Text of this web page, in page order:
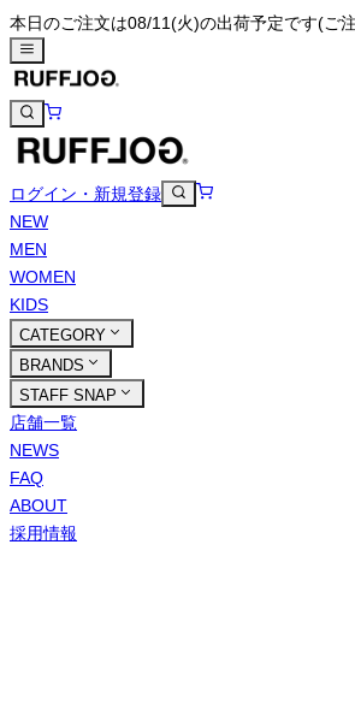
本日のご注文は08/11(火)の出荷予定です(ご
ログイン・新規登録
NEW
MEN
WOMEN
KIDS
CATEGORY
BRANDS
STAFF SNAP
店舗一覧
NEWS
FAQ
ABOUT
採用情報